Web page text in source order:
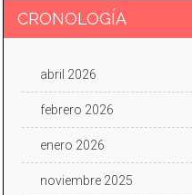
CRONOLOGÍA
abril 2026
febrero 2026
enero 2026
noviembre 2025